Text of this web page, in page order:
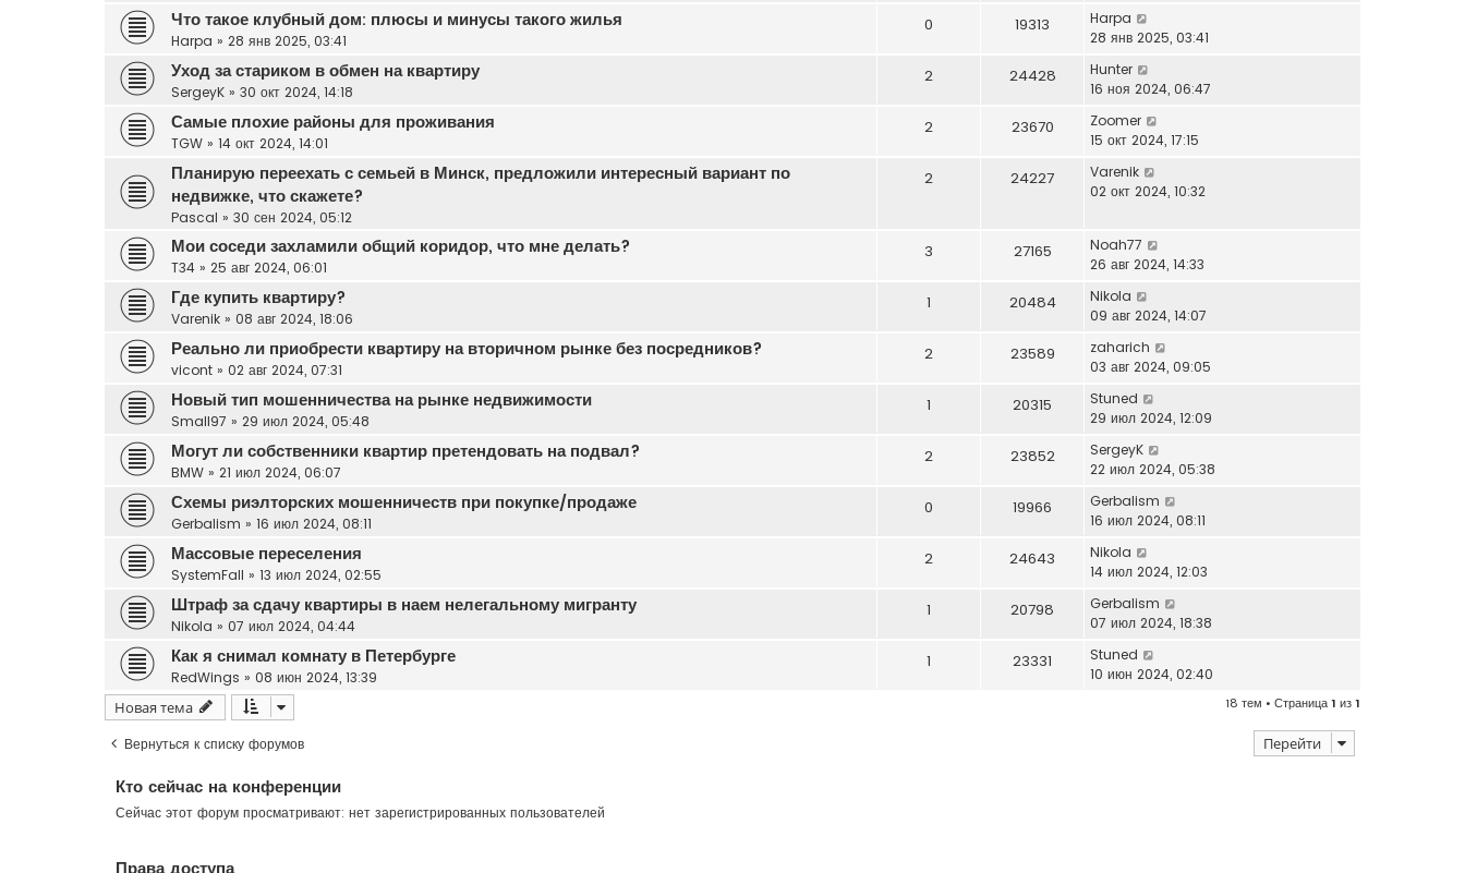
Что такое клубный дом: плюсы и минусы такого жилья
Harpa » 28 янв 2025, 03:41
0 19313
Harpa
28 янв 2025, 03:41
Уход за стариком в обмен на квартиру
SergeyK » 30 окт 2024, 14:18
2 24428
Hunter
16 ноя 2024, 06:47
Самые плохие районы для проживания
TGW » 14 окт 2024, 14:01
2 23670
Zoomer
15 окт 2024, 17:15
Планирую переехать с семьей в Минск, предложили интересный вариант по
недвижке, что скажете?
Pascal » 30 сен 2024, 05:12
2 24227
Varenik
02 окт 2024, 10:32
Мои соседи захламили общий коридор, что мне делать?
T34 » 25 авг 2024, 06:01
3 27165
Noah77
26 авг 2024, 14:33
Где купить квартиру?
Varenik » 08 авг 2024, 18:06
1 20484
Nikola
09 авг 2024, 14:07
Реально ли приобрести квартиру на вторичном рынке без посредников?
vicont » 02 авг 2024, 07:31
2 23589
zaharich
03 авг 2024, 09:05
Новый тип мошенничества на рынке недвижимости
Small97 » 29 июл 2024, 05:48
1 20315
Stuned
29 июл 2024, 12:09
Могут ли собственники квартир претендовать на подвал?
BMW » 21 июл 2024, 06:07
2 23852
SergeyK
22 июл 2024, 05:38
Схемы риэлторских мошенничеств при покупке/продаже
Gerbalism » 16 июл 2024, 08:11
0 19966
Gerbalism
16 июл 2024, 08:11
Массовые переселения
SystemFall » 13 июл 2024, 02:55
2 24643
Nikola
14 июл 2024, 12:03
Штраф за сдачу квартиры в наем нелегальному мигранту
Nikola » 07 июл 2024, 04:44
1 20798
Gerbalism
07 июл 2024, 18:38
Как я снимал комнату в Петербурге
RedWings » 08 июн 2024, 13:39
1 23331
Stuned
10 июн 2024, 02:40
Новая тема 18 тем • Страница1 из1
Вернуться к списку форумов Перейти
Кто сейчас на конференции
Сейчас этот форум просматривают: нет зарегистрированных пользователей
Права доступа